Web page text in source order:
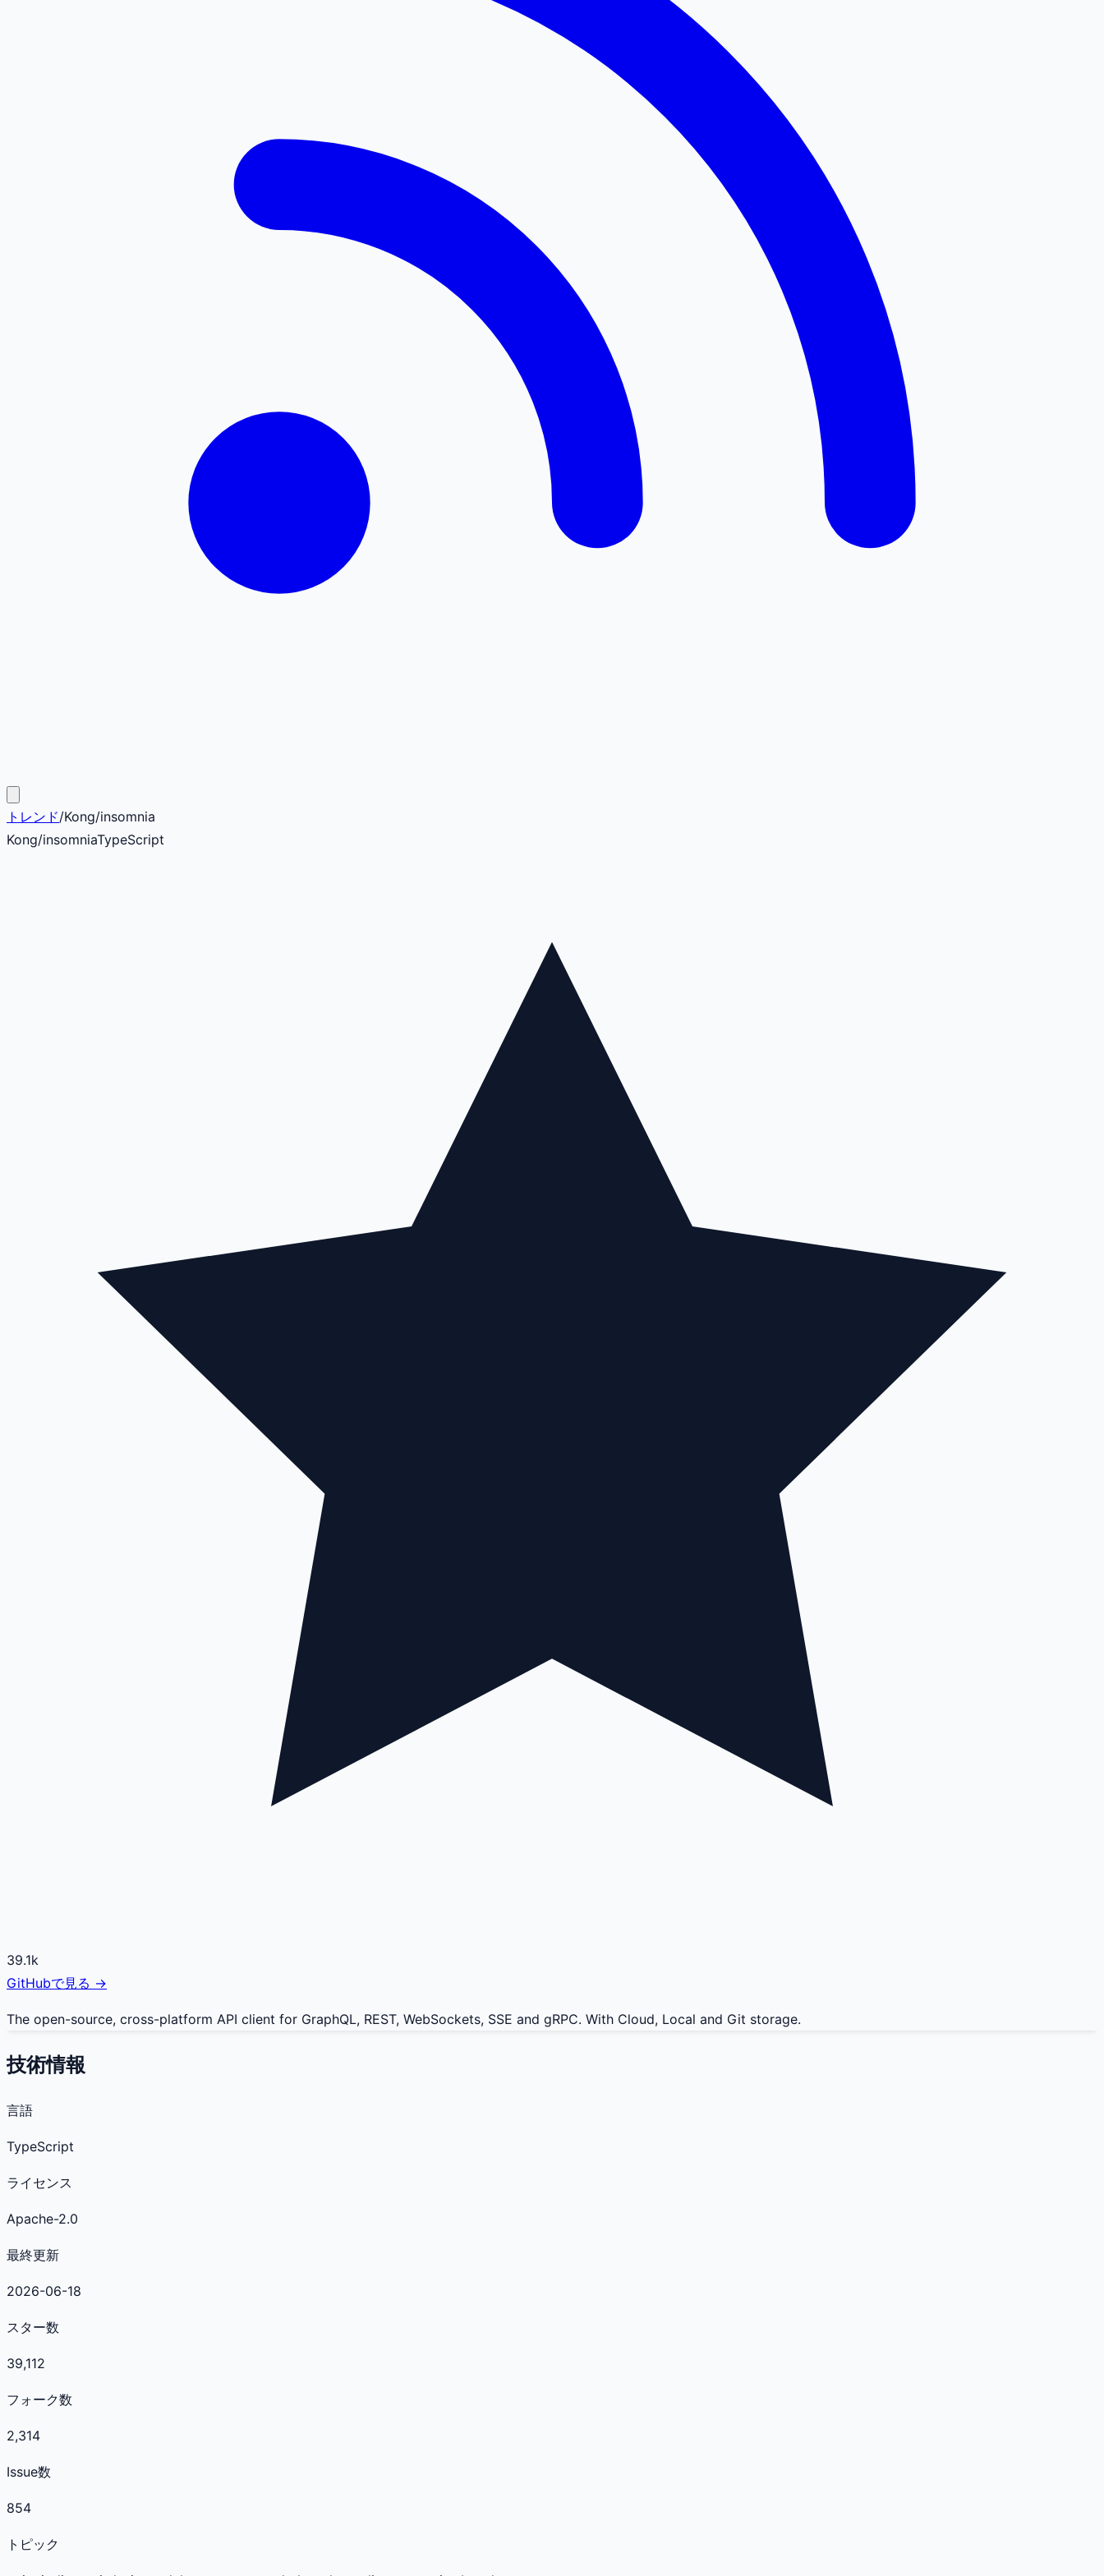
トレンド/Kong/insomnia
Kong/insomniaTypeScript
39.1k
GitHubで見る →
The open-source, cross-platform API client for GraphQL, REST, WebSockets, SSE and gRPC. With Cloud, Local and Git storage.
技術情報
言語
TypeScript
ライセンス
Apache-2.0
最終更新
2026-06-18
スター数
39,112
フォーク数
2,314
Issue数
854
トピック